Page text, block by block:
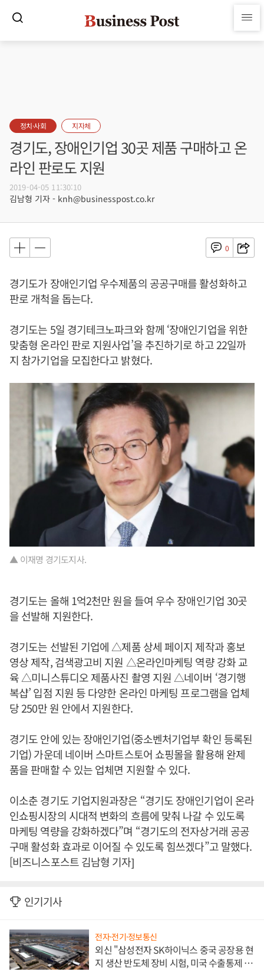
정치·사회 지자체
경기도, 장애인기업 30곳 제품 구매하고 온
라인 판로도 지원
2019-04-05 11:30:10
김남형 기자 - knh@businesspost.co.kr
0
경기도가 장애인기업 우수제품의 공공구매를 활성화하고
판로 개척을 돕는다.
경기도는 5일 경기테크노파크와 함께 ‘장애인기업을 위한
맞춤형 온라인 판로 지원사업’을 추진하기로 하고 22일까
지 참가기업을 모집한다고 밝혔다.
▲ 이재명 경기도지사.
경기도는 올해 1억2천만 원을 들여 우수 장애인기업 30곳
을 선발해 지원한다.
경기도는 선발된 기업에 △제품 상세 페이지 제작과 홍보
영상 제작, 검색광고비 지원 △온라인마케팅 역량 강화 교
육 △미니스튜디오 제품사진 촬영 지원 △네이버 ‘경기행
복샵’ 입점 지원 등 다양한 온라인 마케팅 프로그램을 업체
당 250만 원 안에서 지원한다.
경기도 안에 있는 장애인기업(중소벤처기업부 확인 등록된
기업) 가운데 네이버 스마트스토어 쇼핑몰을 활용해 완제
품을 판매할 수 있는 업체면 지원할 수 있다.
이소춘 경기도 기업지원과장은 “경기도 장애인기업이 온라
인쇼핑시장의 시대적 변화의 흐름에 맞춰 나갈 수 있도록
마케팅 역량을 강화하겠다”며 “경기도의 전자상거래 공공
구매 활성화 효과로 이어질 수 있도록 힘쓰겠다”고 말했다.
[비즈니스포스트 김남형 기자]
인기기사
전자·전기·정보통신
외신 "삼성전자 SK하이닉스 중국 공장용 현
지 생산 반도체 장비 시험, 미국 수출통제 대